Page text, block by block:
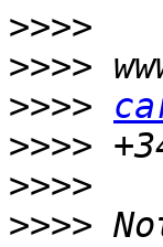
>>>>
>>>>
>>>>
>>>>
>>>>
>>>>